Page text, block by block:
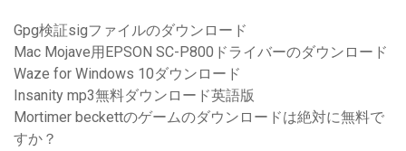
Gpg検証sigファイルのダウンロード
Mac Mojave用EPSON SC-P800ドライバーのダウンロード
Waze for Windows 10ダウンロード
Insanity mp3無料ダウンロード英語版
Mortimer beckettのゲームのダウンロードは絶対に無料で
すか？